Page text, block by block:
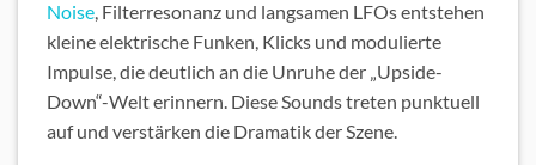
Noise , Filterresonanz und langsamen LFOs entstehen
kleine elektrische Funken, Klicks und modulierte
Impulse, die deutlich an die Unruhe der „Upside-
Down“-Welt erinnern. Diese Sounds treten punktuell
auf und verstärken die Dramatik der Szene.